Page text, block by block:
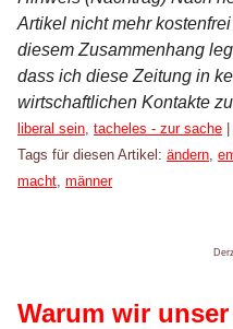
Artikel nicht mehr
diesem Zusammenhang
dass ich diese Zeitung in
wirtschaftlichen Kontakte
Kategorien:
liberal sein tacheles - zur sache
Tags für diesen Artikel: ändern
macht männer
Warum wir